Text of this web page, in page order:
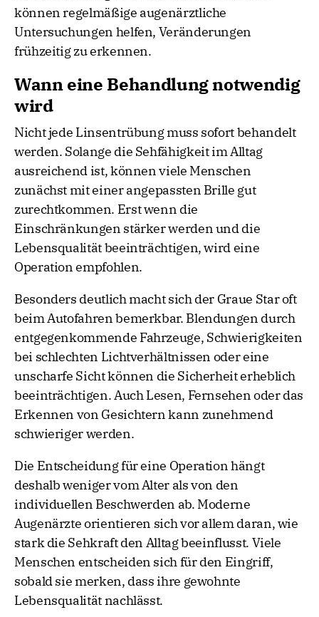
können regelmäßige augenärztliche
Untersuchungen helfen, Veränderungen
frühzeitig zu erkennen.
Wann eine Behandlung notwendig
wird
Nicht jede Linsentrübung muss sofort behandelt
werden. Solange die Sehfähigkeit im Alltag
ausreichend ist, können viele Menschen
zunächst mit einer angepassten Brille gut
zurechtkommen. Erst wenn die
Einschränkungen stärker werden und die
Lebensqualität beeinträchtigen, wird eine
Operation empfohlen.
Besonders deutlich macht sich der Graue Star oft
beim Autofahren bemerkbar. Blendungen durch
entgegenkommende Fahrzeuge, Schwierigkeiten
bei schlechten Lichtverhältnissen oder eine
unscharfe Sicht können die Sicherheit erheblich
beeinträchtigen. Auch Lesen, Fernsehen oder das
Erkennen von Gesichtern kann zunehmend
schwieriger werden.
Die Entscheidung für eine Operation hängt
deshalb weniger vom Alter als von den
individuellen Beschwerden ab. Moderne
Augenärzte orientieren sich vor allem daran, wie
stark die Sehkraft den Alltag beeinflusst. Viele
Menschen entscheiden sich für den Eingriff,
sobald sie merken, dass ihre gewohnte
Lebensqualität nachlässt.